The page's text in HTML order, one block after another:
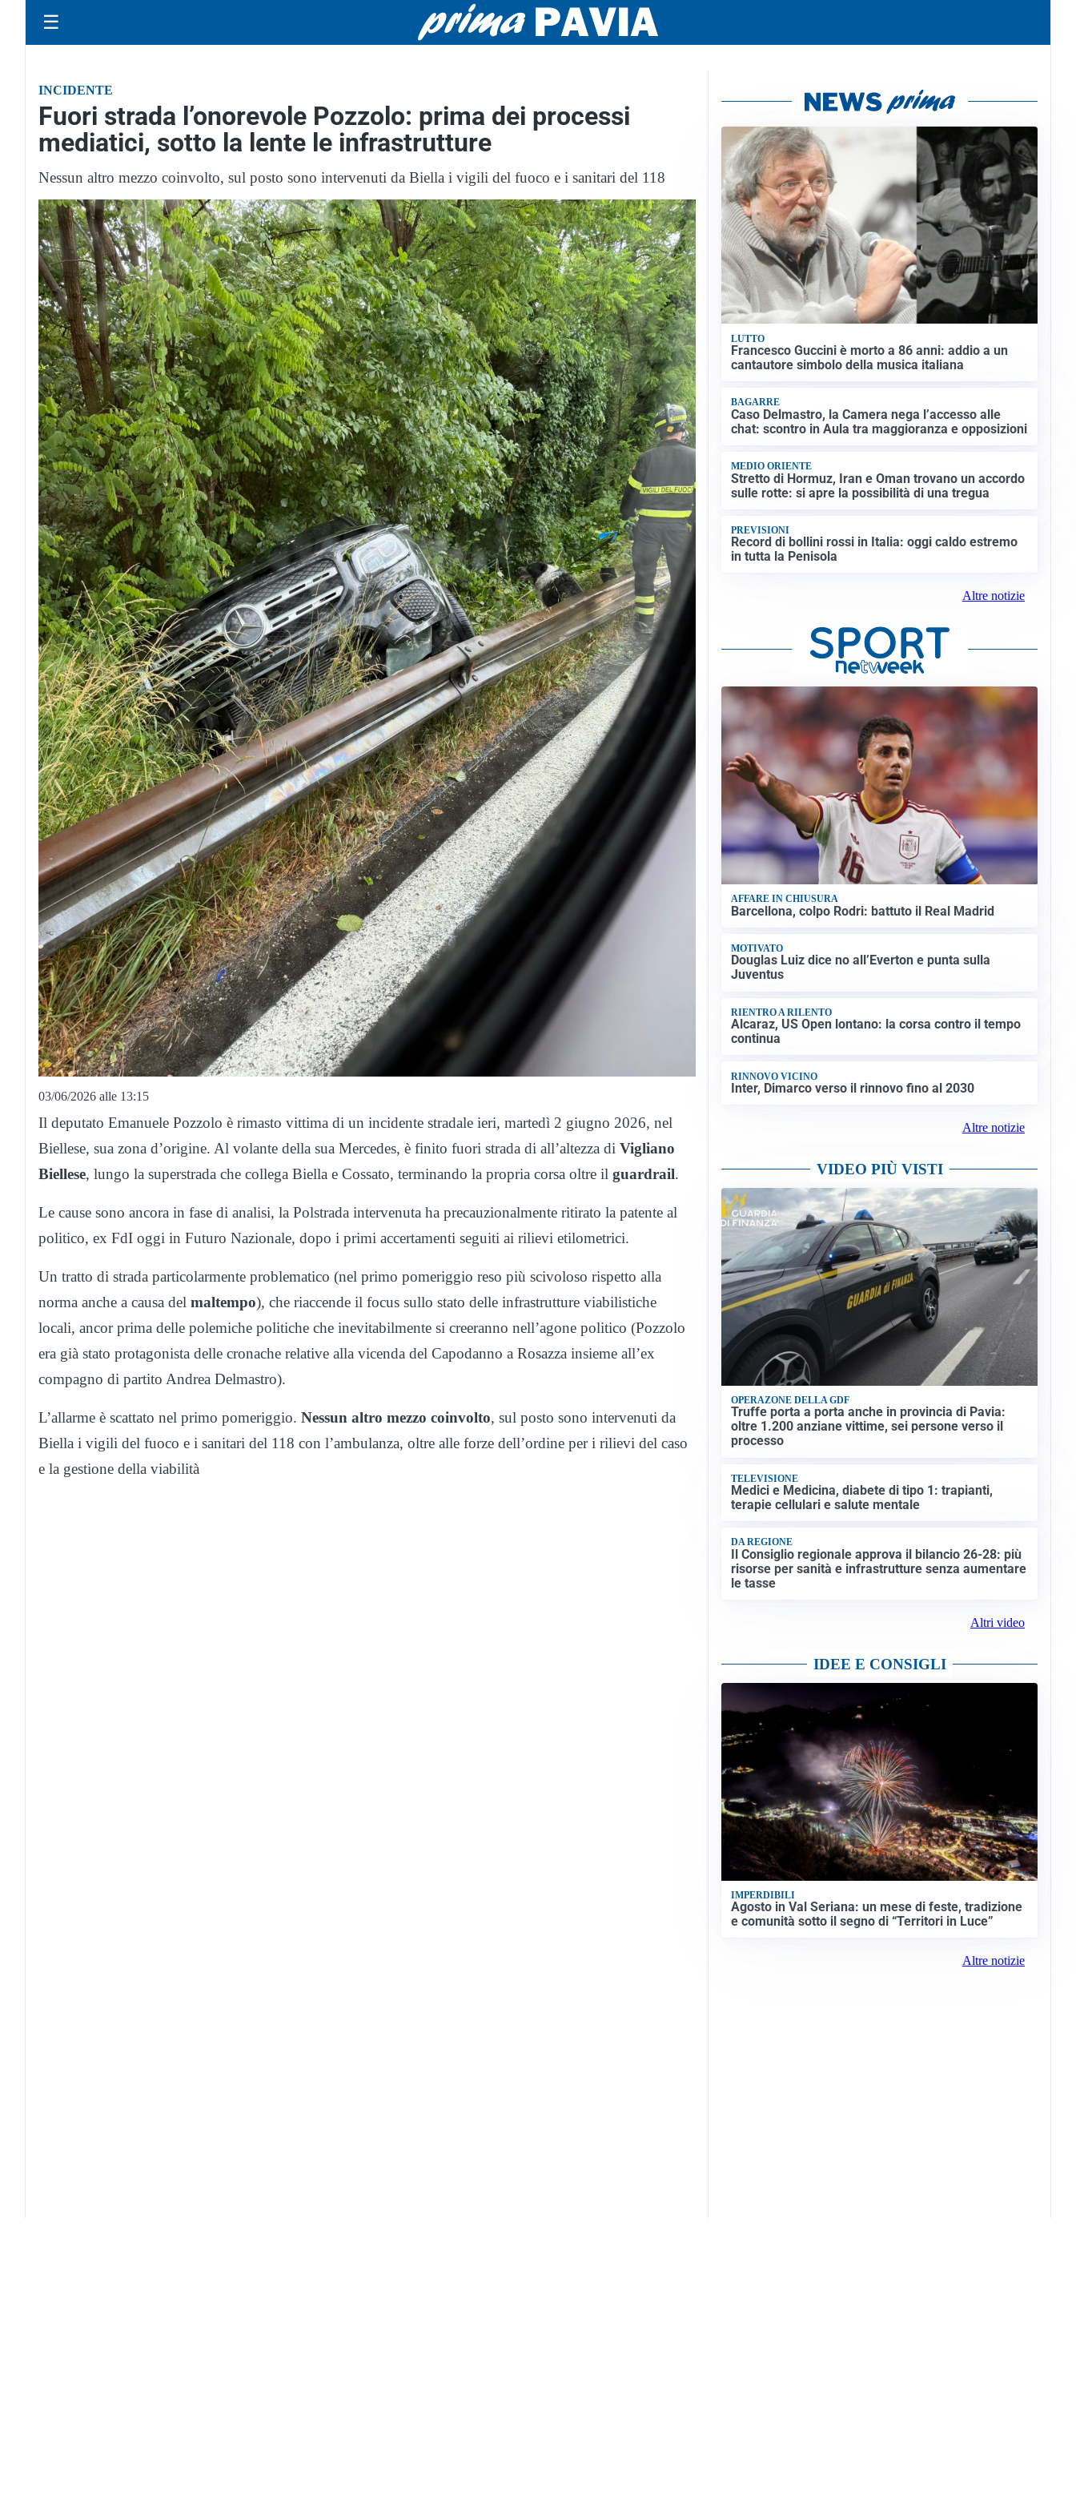
☰
INCIDENTE
Fuori strada l’onorevole Pozzolo: prima dei processi
mediatici, sotto la lente le infrastrutture
Nessun altro mezzo coinvolto, sul posto sono intervenuti da Biella i vigili del fuoco e i sanitari del 118
03/06/2026 alle 13:15
Il deputato Emanuele Pozzolo è rimasto vittima di un incidente stradale ieri, martedì 2 giugno 2026, nel
Biellese, sua zona d’origine. Al volante della sua Mercedes, è finito fuori strada di all’altezza di Vigliano
Biellese, lungo la superstrada che collega Biella e Cossato, terminando la propria corsa oltre il guardrail.
Le cause sono ancora in fase di analisi, la Polstrada intervenuta ha precauzionalmente ritirato la patente al
politico, ex FdI oggi in Futuro Nazionale, dopo i primi accertamenti seguiti ai rilievi etilometrici.
Un tratto di strada particolarmente problematico (nel primo pomeriggio reso più scivoloso rispetto alla
norma anche a causa del maltempo), che riaccende il focus sullo stato delle infrastrutture viabilistiche
locali, ancor prima delle polemiche politiche che inevitabilmente si creeranno nell’agone politico (Pozzolo
era già stato protagonista delle cronache relative alla vicenda del Capodanno a Rosazza insieme all’ex
compagno di partito Andrea Delmastro).
L’allarme è scattato nel primo pomeriggio. Nessun altro mezzo coinvolto, sul posto sono intervenuti da
Biella i vigili del fuoco e i sanitari del 118 con l’ambulanza, oltre alle forze dell’ordine per i rilievi del caso
e la gestione della viabilità
LUTTO
Francesco Guccini è morto a 86 anni: addio a un
cantautore simbolo della musica italiana
BAGARRE
Caso Delmastro, la Camera nega l’accesso alle
chat: scontro in Aula tra maggioranza e opposizioni
MEDIO ORIENTE
Stretto di Hormuz, Iran e Oman trovano un accordo
sulle rotte: si apre la possibilità di una tregua
PREVISIONI
Record di bollini rossi in Italia: oggi caldo estremo
in tutta la Penisola
Altre notizie
AFFARE IN CHIUSURA
Barcellona, colpo Rodri: battuto il Real Madrid
MOTIVATO
Douglas Luiz dice no all’Everton e punta sulla
Juventus
RIENTRO A RILENTO
Alcaraz, US Open lontano: la corsa contro il tempo
continua
RINNOVO VICINO
Inter, Dimarco verso il rinnovo fino al 2030
Altre notizie
VIDEO PIÙ VISTI
OPERAZONE DELLA GDF
Truffe porta a porta anche in provincia di Pavia:
oltre 1.200 anziane vittime, sei persone verso il
processo
TELEVISIONE
Medici e Medicina, diabete di tipo 1: trapianti,
terapie cellulari e salute mentale
DA REGIONE
Il Consiglio regionale approva il bilancio 26-28: più
risorse per sanità e infrastrutture senza aumentare
le tasse
Altri video
IDEE E CONSIGLI
IMPERDIBILI
Agosto in Val Seriana: un mese di feste, tradizione
e comunità sotto il segno di “Territori in Luce”
Altre notizie